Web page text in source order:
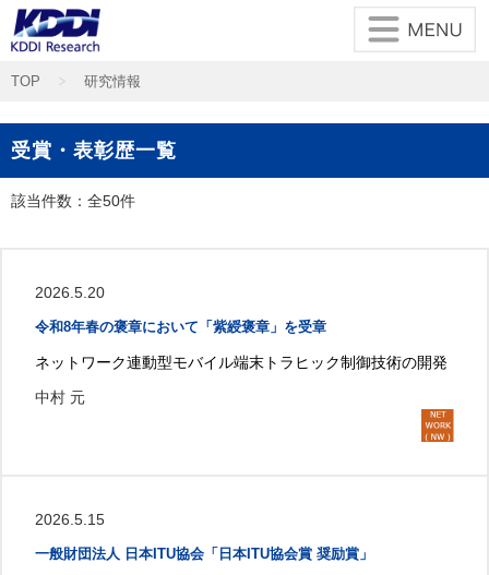
メインコンテンツに移動
TOP 研究情報
受賞・表彰歴一覧
該当件数：全50件
2026.5.20
令和8年春の褒章において「紫綬褒章」を受章
ネットワーク連動型モバイル端末トラヒック制御技術の開発
中村 元
2026.5.15
一般財団法人 日本ITU協会「日本ITU協会賞 奨励賞」